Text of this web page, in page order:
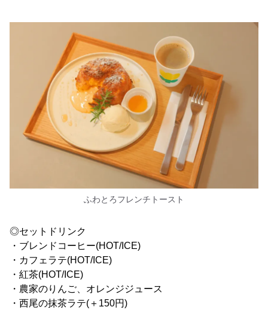
ふわとろフレンチトースト
◎セットドリンク
・ブレンドコーヒー(HOT/ICE)
・カフェラテ(HOT/ICE)
・紅茶(HOT/ICE)
・農家のりんご、オレンジジュース
・西尾の抹茶ラテ(＋150円)